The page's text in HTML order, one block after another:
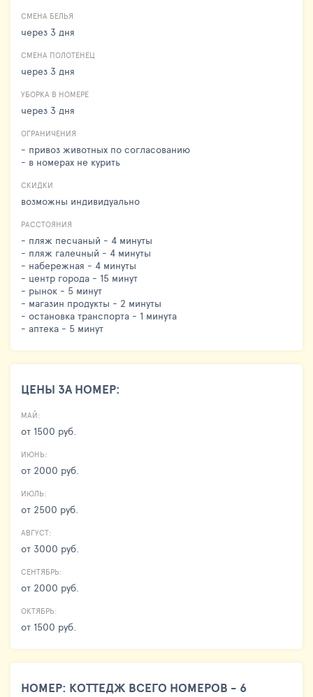
СМЕНА БЕЛЬЯ
через 3 дня
СМЕНА ПОЛОТЕНЕЦ
через 3 дня
УБОРКА В НОМЕРЕ
через 3 дня
ОГРАНИЧЕНИЯ
- привоз животных по согласованию
- в номерах не курить
СКИДКИ
возможны индивидуально
РАССТОЯНИЯ
- пляж песчаный - 4 минуты
- пляж галечный - 4 минуты
- набережная - 4 минуты
- центр города - 15 минут
- рынок - 5 минут
- магазин продукты - 2 минуты
- остановка транспорта - 1 минута
- аптека - 5 минут
ЦЕНЫ ЗА НОМЕР:
МАЙ:
от 1500 руб.
ИЮНЬ:
от 2000 руб.
ИЮЛЬ:
от 2500 руб.
АВГУСТ:
от 3000 руб.
СЕНТЯБРЬ:
от 2000 руб.
ОКТЯБРЬ:
от 1500 руб.
НОМЕР: КОТТЕДЖ ВСЕГО НОМЕРОВ - 6